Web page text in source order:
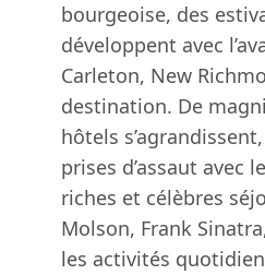
bourgeoise, des
développent avec
Carleton, New
destination. De
hôtels
prises d’assaut avec
riches et célèbres
Molson, Frank
les activités